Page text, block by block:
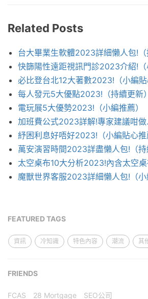
Related Posts
台大畢業生軟體2023詳細懶人包!（
快篩陽性遠距視訊門診2023介紹!（
必比登台北12大著數2023!（小編貼
每人發元5大優點2023!（持續更新）
電玩展5大優勢2023!（小編推薦）
加班費公式2023詳解!專家建議咁做
紓困利息好唔好2023!（小編貼心推
萬安演習時間2023詳盡懶人包!（持
太空桌布10大分析2023!內含太空
魔獸世界客服2023詳細懶人包!（小
FEATURED TAGS
資訊 冷知識 特色內容 潮流 其
FRIENDS
FCAS 28 Mortgage SEO公司